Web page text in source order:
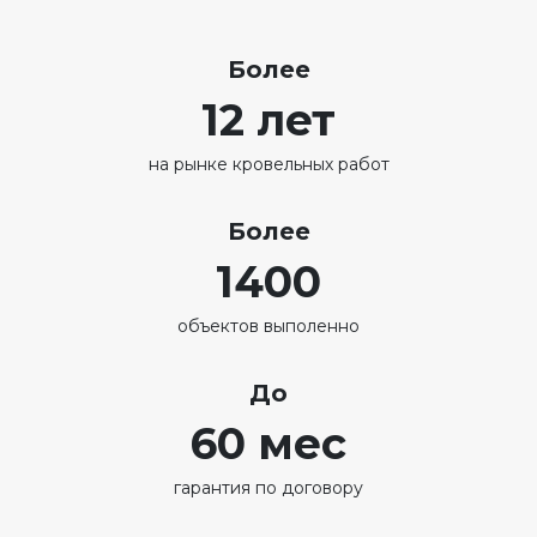
Более
12 лет
на рынке кровельных работ
Более
1400
объектов выполенно
До
60 мес
гарантия по договору